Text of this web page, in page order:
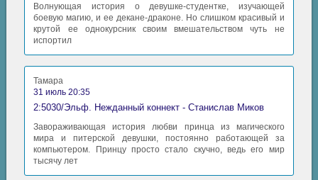
Волнующая история о девушке-студентке, изучающей
боевую магию, и ее декане-драконе. Но слишком красивый и
крутой ее однокурсник своим вмешательством чуть не
испортил
Тамара
31 июль 20:35
2:5030/Эльф. Нежданный коннект - Станислав Миков
Завораживающая история любви принца из магического
мира и питерской девушки, постоянно работающей за
компьютером. Принцу просто стало скучно, ведь его мир
тысячу лет